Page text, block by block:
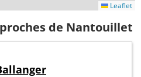
Leaflet
de Nantouillet